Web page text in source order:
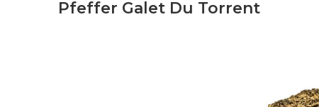
Pfeffer Galet Du Torrent